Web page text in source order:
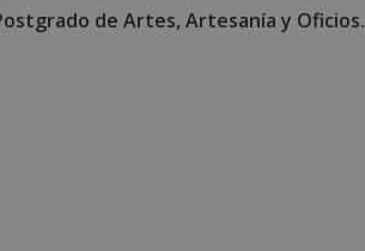
de Artes, Artesanía y Oficios.